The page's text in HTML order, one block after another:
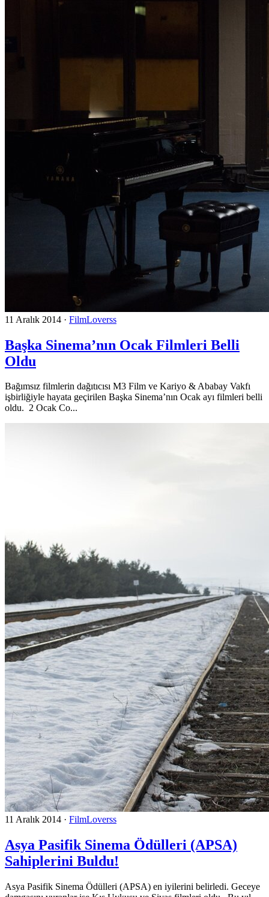
11 Aralık 2014 · FilmLoverss
Başka Sinema’nın Ocak Filmleri Belli
Oldu
Bağımsız filmlerin dağıtıcısı M3 Film ve Kariyo & Ababay Vakfı
işbirliğiyle hayata geçirilen Başka Sinema’nın Ocak ayı filmleri belli
oldu. 2 Ocak Co...
11 Aralık 2014 · FilmLoverss
Asya Pasifik Sinema Ödülleri (APSA)
Sahiplerini Buldu!
Asya Pasifik Sinema Ödülleri (APSA) en iyilerini belirledi. Geceye